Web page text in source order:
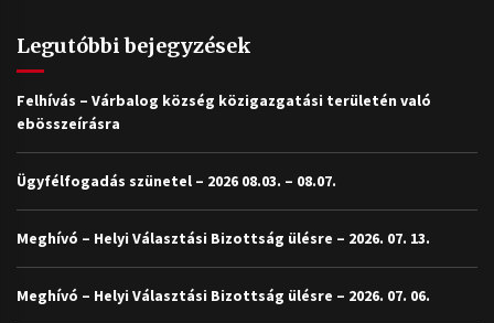
Legutóbbi bejegyzések
Felhívás – Várbalog község közigazgatási területén való
ebösszeírásra
Ügyfélfogadás szünetel – 2026 08.03. – 08.07.
Meghívó – Helyi Választási Bizottság ülésre – 2026. 07. 13.
Meghívó – Helyi Választási Bizottság ülésre – 2026. 07. 06.